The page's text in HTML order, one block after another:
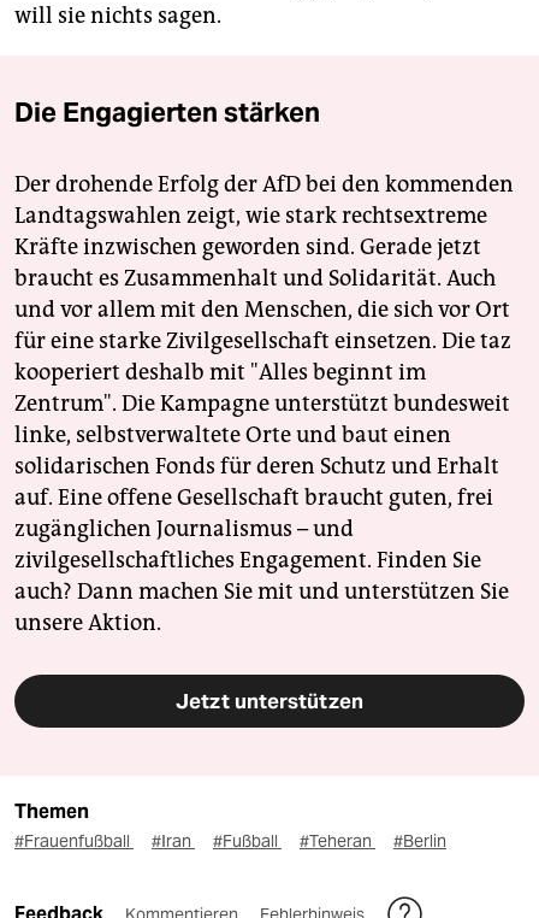
will sie nichts sagen.
Die Engagierten stärken
Der drohende Erfolg der AfD bei den kommenden
Landtagswahlen zeigt, wie stark rechtsextreme
Kräfte inzwischen geworden sind. Gerade jetzt
braucht es Zusammenhalt und Solidarität. Auch
und vor allem mit den Menschen, die sich vor Ort
für eine starke Zivilgesellschaft einsetzen. Die taz
kooperiert deshalb mit "Alles beginnt im
Zentrum". Die Kampagne unterstützt bundesweit
linke, selbstverwaltete Orte und baut einen
solidarischen Fonds für deren Schutz und Erhalt
auf. Eine offene Gesellschaft braucht guten, frei
zugänglichen Journalismus – und
zivilgesellschaftliches Engagement. Finden Sie
auch? Dann machen Sie mit und unterstützen Sie
unsere Aktion.
Jetzt unterstützen
Themen
#Frauenfußball #Iran #Fußball #Teheran #Berlin